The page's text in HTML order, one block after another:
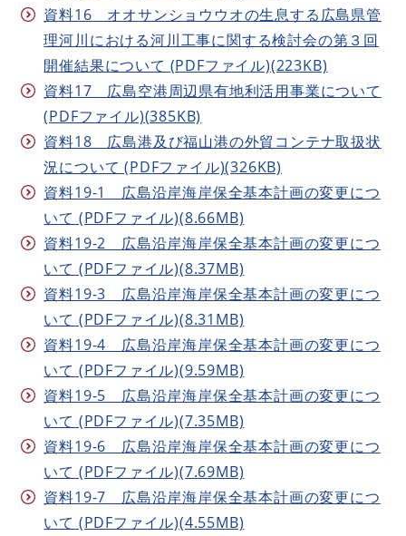
資料16 オオサンショウウオの生息する広島県管
理河川における河川工事に関する検討会の第３回
開催結果について (PDFファイル)(223KB)
資料17 広島空港周辺県有地利活用事業について
(PDFファイル)(385KB)
資料18 広島港及び福山港の外貿コンテナ取扱状
況について (PDFファイル)(326KB)
資料19-1 広島沿岸海岸保全基本計画の変更につ
いて (PDFファイル)(8.66MB)
資料19-2 広島沿岸海岸保全基本計画の変更につ
いて (PDFファイル)(8.37MB)
資料19-3 広島沿岸海岸保全基本計画の変更につ
いて (PDFファイル)(8.31MB)
資料19-4 広島沿岸海岸保全基本計画の変更につ
いて (PDFファイル)(9.59MB)
資料19-5 広島沿岸海岸保全基本計画の変更につ
いて (PDFファイル)(7.35MB)
資料19-6 広島沿岸海岸保全基本計画の変更につ
いて (PDFファイル)(7.69MB)
資料19-7 広島沿岸海岸保全基本計画の変更につ
いて (PDFファイル)(4.55MB)